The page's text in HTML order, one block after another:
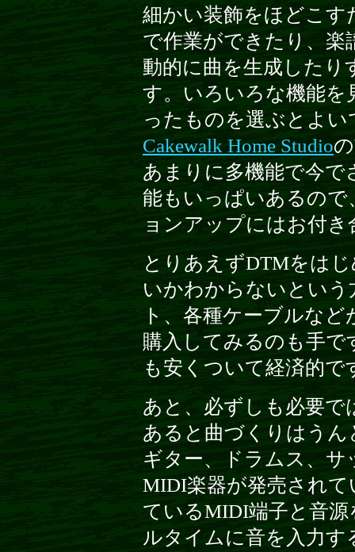
細かい装飾をほどこ
で作業ができたり、
動的に曲を生成したり
す。いろいろな機能を
ったものを選ぶとよ
Cakewalk Home Studio
あまりに多機能で今
能もいっぱいあるので
ョンアップにはお付
とりあえずDTMをは
いかわからないとい
ト、各種ケーブルな
購入してみるのも手
も安くついて経済的で
あと、必ずしも必要で
あると曲づくりはう
ギター、ドラムス、
MIDI楽器が発売され
ているMIDI端子と音
ルタイムに音を入力